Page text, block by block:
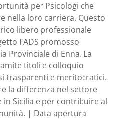
per Psicologi che
nella loro carriera. Questo
libero professionale
FADS promosso
Provinciale di Enna. La
titoli e colloquio
trasparenti e meritocratici.
la differenza nel settore
in Sicilia e per contribuire al
| Data apertura